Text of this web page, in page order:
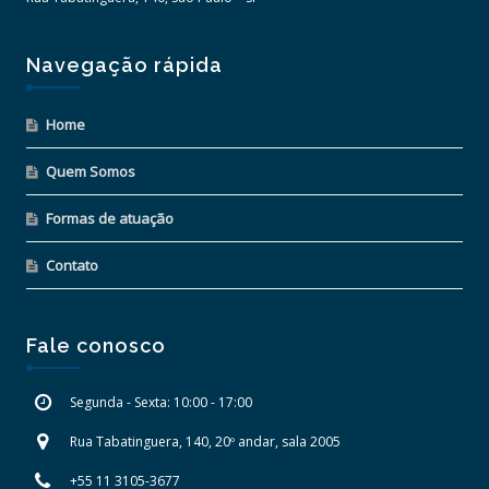
Navegação rápida
Home
Quem Somos
Formas de atuação
Contato
Fale conosco
Segunda - Sexta: 10:00 - 17:00
Rua Tabatinguera, 140, 20º andar, sala 2005
+55 11 3105-3677